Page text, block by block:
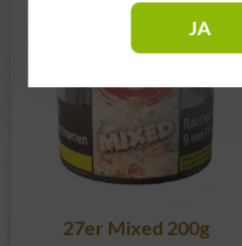
27er Mixed 200g
JA